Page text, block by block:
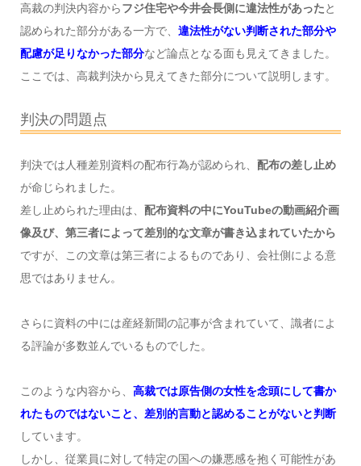
高裁の判決内容からフジ住宅や今井会長側に違法性があったと
認められた部分がある一方で、 違法性がない判断された部分や
配慮が足りなかった部分など論点となる面も見えてきました。
ここでは、高裁判決から見えてきた部分について説明します。
判決の問題点
判決では人種差別資料の配布行為が認められ、 配布の差し止め
が命じられました。
差し止められた理由は、 配布資料の中にYouTubeの動画紹介画
像及び、第三者によって差別的な文章が書き込まれていたから
ですが、この文章は第三者によるものであり、会社側による意
思ではありません。
さらに資料の中には産経新聞の記事が含まれていて、識者によ
る評論が多数並んでいるものでした。
このような内容から、 高裁では原告側の女性を念頭にして書か
れたものではないこと、差別的言動と認めることがないと判断
しています。
しかし、従業員に対して特定の国への嫌悪感を抱く可能性があ